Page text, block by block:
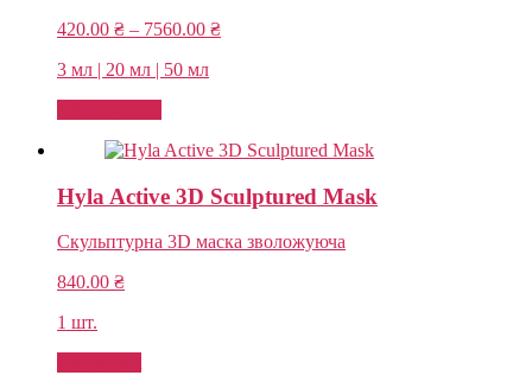
420.00 ₴ – 7560.00 ₴Price
3 мл | 20 мл | 50 мл
Hyla Active 3D Sculptured Mask
Скульптурна 3D маска зволожуюча
840.00 ₴
1 шт.